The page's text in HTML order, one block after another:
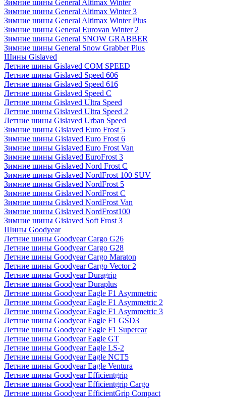
Зимние шины General Altimax Winter
Зимние шины General Altimax Winter 3
Зимние шины General Altimax Winter Plus
Зимние шины General Eurovan Winter 2
Зимние шины General SNOW GRABBER
Зимние шины General Snow Grabber Plus
Шины Gislaved
Летние шины Gislaved COM SPEED
Летние шины Gislaved Speed 606
Летние шины Gislaved Speed 616
Летние шины Gislaved Speed C
Летние шины Gislaved Ultra Speed
Летние шины Gislaved Ultra Speed 2
Летние шины Gislaved Urban Speed
Зимние шины Gislaved Euro Frost 5
Зимние шины Gislaved Euro Frost 6
Зимние шины Gislaved Euro Frost Van
Зимние шины Gislaved EuroFrost 3
Зимние шины Gislaved Nord Frost C
Зимние шины Gislaved NordFrost 100 SUV
Зимние шины Gislaved NordFrost 5
Зимние шины Gislaved NordFrost C
Зимние шины Gislaved NordFrost Van
Зимние шины Gislaved NordFrost100
Зимние шины Gislaved Soft Frost 3
Шины Goodyear
Летние шины Goodyear Cargo G26
Летние шины Goodyear Cargo G28
Летние шины Goodyear Cargo Maraton
Летние шины Goodyear Cargo Vector 2
Летние шины Goodyear Duragrip
Летние шины Goodyear Duraplus
Летние шины Goodyear Eagle F1 Asymmetric
Летние шины Goodyear Eagle F1 Asymmetric 2
Летние шины Goodyear Eagle F1 Asymmetric 3
Летние шины Goodyear Eagle F1 GSD3
Летние шины Goodyear Eagle F1 Supercar
Летние шины Goodyear Eagle GT
Летние шины Goodyear Eagle LS-2
Летние шины Goodyear Eagle NCT5
Летние шины Goodyear Eagle Ventura
Летние шины Goodyear Efficientgrip
Летние шины Goodyear Efficientgrip Cargo
Летние шины Goodyear EfficientGrip Compact